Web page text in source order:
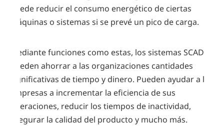
puede reducir el consumo energético de ciertas
máquinas o sistemas si se prevé un pico de carga.
Mediante funciones como estas, los sistemas SCADA
pueden ahorrar a las organizaciones cantidades
significativas de tiempo y dinero. Pueden ayudar a las
empresas a incrementar la eficiencia de sus
operaciones, reducir los tiempos de inactividad,
asegurar la calidad del producto y mucho más.